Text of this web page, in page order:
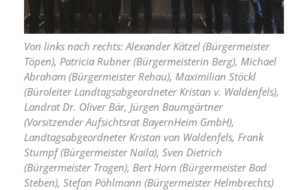
Von links nach rechts: Alexander Kätzel (Bürgermeister
Töpen), Patricia Rubner (Bürgermeisterin Berg), Michael
Abraham (Bürgermeister Rehau), Maximilian Stöckl
(Büroleiter Landtagsabgeordneter Kristan v. Waldenfels),
Landrat Dr. Oliver Bär, Jürgen Baumgärtner
(Vorsitzender Aufsichtsrat BayernHeim GmbH),
Landtagsabgeordneter Kristan von Waldenfels, Frank
Stumpf (Bürgermeister Naila), Sven Dietrich
(Bürgermeister Trogen), Bert Horn (Bürgermeister Bad
Steben), Stefan Pöhlmann (Bürgermeister Helmbrechts)